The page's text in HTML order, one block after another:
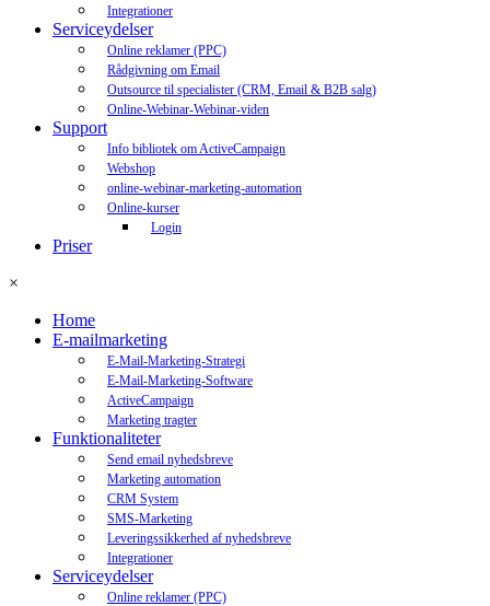
Integrationer
Serviceydelser
Online reklamer (PPC)
Rådgivning om Email
Outsource til specialister (CRM, Email & B2B salg)
Online-Webinar-Webinar-viden
Support
Info bibliotek om ActiveCampaign
Webshop
online-webinar-marketing-automation
Online-kurser
Login
Priser
×
Home
E-mailmarketing
E-Mail-Marketing-Strategi
E-Mail-Marketing-Software
ActiveCampaign
Marketing tragter
Funktionaliteter
Send email nyhedsbreve
Marketing automation
CRM System
SMS-Marketing
Leveringssikkerhed af nyhedsbreve
Integrationer
Serviceydelser
Online reklamer (PPC)